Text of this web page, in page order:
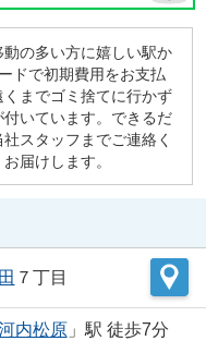
の多い方に嬉しい駅か
ドで初期費用をお支払
までゴミ捨てに行かず
いています。できるだ
スタッフまでご連絡く
届けします。
７丁目
内松原」駅 徒歩7分